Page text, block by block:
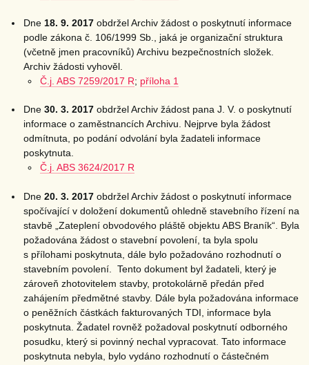
Dne18. 9. 2017 obdržel Archiv žádost o poskytnutí informace
podle zákona č. 106/1999 Sb., jaká je organizační struktura
(včetně jmen pracovníků) Archivu bezpečnostních složek.
Archiv žádosti vyhověl.
Č.j. ABS 7259/2017 R; příloha 1
Dne30. 3. 2017obdržel Archiv žádost pana J. V. o poskytnutí
informace o zaměstnancích Archivu. Nejprve byla žádost
odmítnuta, po podání odvolání byla žadateli informace
poskytnuta.
Č.j. ABS 3624/2017 R
Dne 20. 3. 2017obdržel Archiv žádost o poskytnutí informace
spočívající v doložení dokumentů ohledně stavebního řízení na
stavbě „Zateplení obvodového pláště objektu ABS Braník“. Byla
požadována žádost o stavební povolení, ta byla spolu
s přílohami poskytnuta, dále bylo požadováno rozhodnutí o
stavebním povolení. Tento dokument byl žadateli, který je
zároveň zhotovitelem stavby, protokolárně předán před
zahájením předmětné stavby. Dále byla požadována informace
o peněžních částkách fakturovaných TDI, informace byla
poskytnuta. Žadatel rovněž požadoval poskytnutí odborného
posudku, který si povinný nechal vypracovat. Tato informace
poskytnuta nebyla, bylo vydáno rozhodnutí o částečném